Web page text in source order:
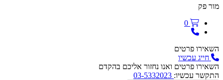
מור פק
0
השאירו פרטים
חייג עכשיו
השאירו פרטים ואנו נחזור אליכם בהקדם
התקשר עכשיו: